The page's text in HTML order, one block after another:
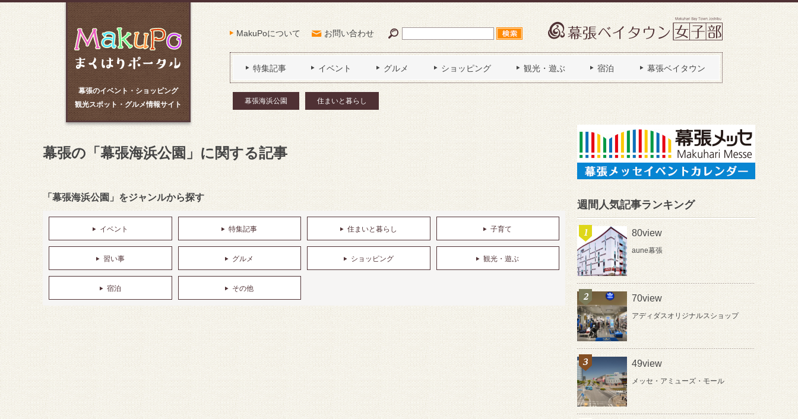
幕張のイベント・ショッピング
観光スポット・グルメ情報サイト
MakuPoについて お問い合わせ
特集記事 イベント グルメ ショッピング 観光・遊ぶ 宿泊 幕張ベイタウン
幕張海浜公園 住まいと暮らし
幕張の「幕張海浜公園」に関する記事
「幕張海浜公園」をジャンルから探す
イベント 特集記事 住まいと暮らし 子育て
習い事 グルメ ショッピング 観光・遊ぶ
宿泊 その他
週間人気記事ランキング
80view
aune幕張
70view
アディダスオリジナルスショップ
49view
メッセ・アミューズ・モール